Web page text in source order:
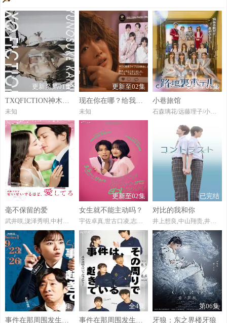
更新至第01集
未知
更新至02集
现在你在哪？给我的偶像装了GPS
未知
更新至01集
小巷旅馆
已完结
毫不保留的爱
武井咲,泷泽秀明,中村苍,水泽绘玲奈,特林德尔·玲奈,中村隼人,高桥光臣,桥本爱实,神野三铃,松平健,木南晴夏
更新至02集
女生就不能主动吗？
宇佐卓真,世古口凌,志田琥珀,高尾颯斗
已完结
对比的我和你
井上想良,中山翔贵,井内悠阳,阿久根温世,富里奈央,HAYATO,樫又龍ノ介,米尾賢人
全4集
事件在那周围发生第二季
全4集
事件在那周围发生第一季
第06集
牙狼：东之界楼牙狼